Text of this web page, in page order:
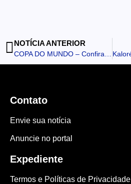
NOTÍCIA ANTERIOR
Contato
Envie sua notícia
Anuncie no portal
Expediente
Termos e Políticas de Privacidade